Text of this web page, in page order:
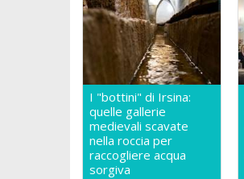
I "bottini" di Irsina:
quelle gallerie
medievali scavate
nella roccia per
raccogliere acqua
sorgiva